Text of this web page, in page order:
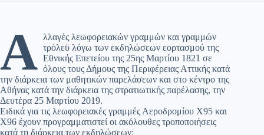
Α λλαγές λεωφορειακών γραμμών και γραμμών
τρόλεϋ λόγω των εκδηλώσεων εορτασμού της
Εθνικής Επετείου της 25ης Μαρτίου 1821 σε
όλους τους Δήμους της Περιφέρειας Αττικής κατά
την διάρκεια των μαθητικών παρελάσεων και στο κέντρο της
Αθήνας κατά την διάρκεια της στρατιωτικής παρέλασης, την
Δευτέρα 25 Μαρτίου 2019.
Ειδικά για τις λεωφορειακές γραμμές Αεροδρομίου Χ95 και
Χ96 έχουν προγραμματιστεί οι ακόλουθες τροποποιήσεις
κατά τη διάρκεια των εκδηλώσεων: